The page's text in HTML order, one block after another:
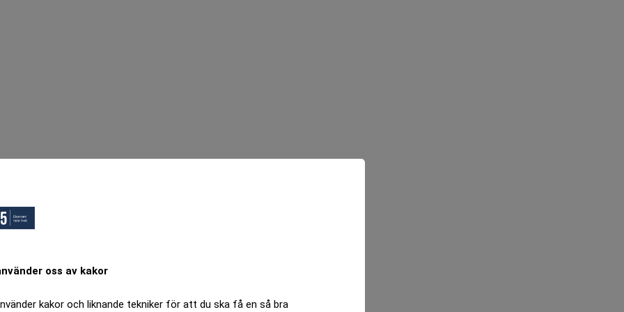
oss av kakor
kakor och liknande tekniker för att du ska få en så bra